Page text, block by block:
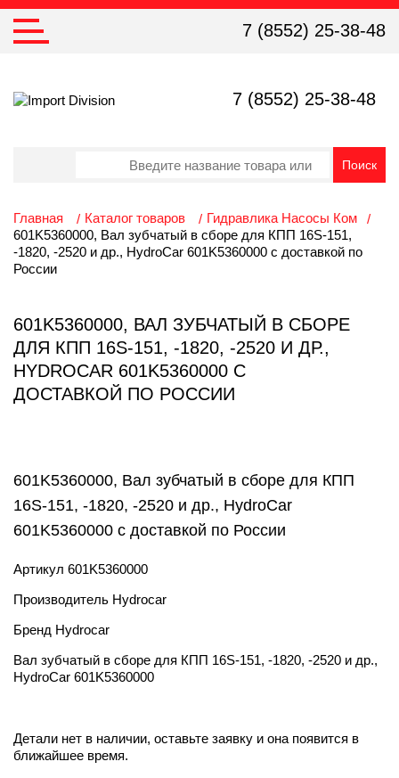
7 (8552) 25-38-48
7 (8552) 25-38-48
Главная Каталог товаров
Гидравлика Насосы Ком
601K5360000, Вал зубчатый в сборе для КПП 16S-151,
-1820, -2520 и др., HydroCar 601K5360000 с доставкой по
России
601K5360000, ВАЛ ЗУБЧАТЫЙ В СБОРЕ
ДЛЯ КПП 16S-151, -1820, -2520 И ДР.,
HYDROCAR 601K5360000 С
ДОСТАВКОЙ ПО РОССИИ
601K5360000, Вал зубчатый в сборе для КПП
16S-151, -1820, -2520 и др., HydroCar
601K5360000 с доставкой по России
Артикул 601K5360000
Производитель Hydrocar
Бренд Hydrocar
Вал зубчатый в сборе для КПП 16S-151, -1820, -2520 и др.,
HydroCar 601K5360000
Детали нет в наличии, оставьте заявку и она появится в
ближайшее время.